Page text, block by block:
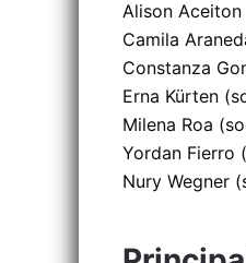
Alison Aceiton
Camila
Constanza
Erna Kürten
Milena Roa
Yordan Fierro
Nury Wegner